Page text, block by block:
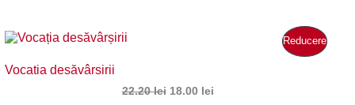
Reducere
Vocatia desăvârsirii
22.20lei Prețul
18.00 leiPrețul